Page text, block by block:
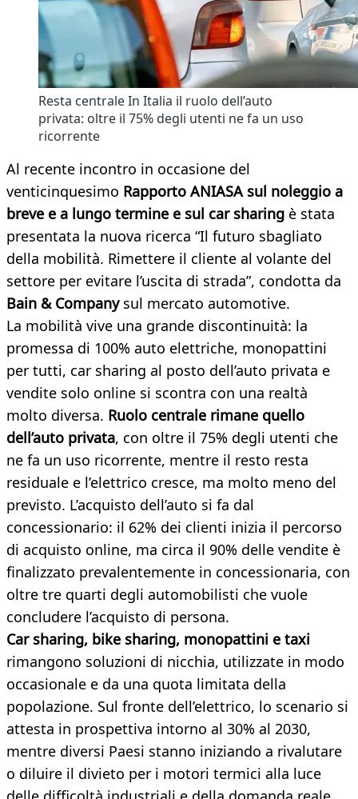
Resta centrale In Italia il ruolo dell’auto
privata: oltre il 75% degli utenti ne fa un uso
ricorrente
Al recente incontro in occasione del
venticinquesimo Rapporto ANIASA sul noleggio a
breve e a lungo termine e sul car sharing è stata
presentata la nuova ricerca “Il futuro sbagliato
della mobilità. Rimettere il cliente al volante del
settore per evitare l’uscita di strada”, condotta da
Bain & Company sul mercato automotive.
La mobilità vive una grande discontinuità: la
promessa di 100% auto elettriche, monopattini
per tutti, car sharing al posto dell’auto privata e
vendite solo online si scontra con una realtà
molto diversa. Ruolo centrale rimane quello
dell’auto privata, con oltre il 75% degli utenti che
ne fa un uso ricorrente, mentre il resto resta
residuale e l’elettrico cresce, ma molto meno del
previsto. L’acquisto dell’auto si fa dal
concessionario: il 62% dei clienti inizia il percorso
di acquisto online, ma circa il 90% delle vendite è
finalizzato prevalentemente in concessionaria, con
oltre tre quarti degli automobilisti che vuole
concludere l’acquisto di persona.
Car sharing, bike sharing, monopattini e taxi
rimangono soluzioni di nicchia, utilizzate in modo
occasionale e da una quota limitata della
popolazione. Sul fronte dell’elettrico, lo scenario si
attesta in prospettiva intorno al 30% al 2030,
mentre diversi Paesi stanno iniziando a rivalutare
o diluire il divieto per i motori termici alla luce